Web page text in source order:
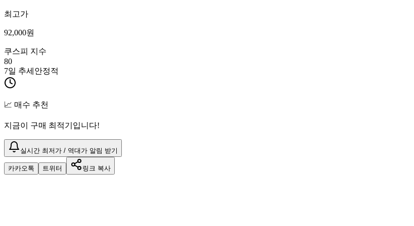
최고가
92,000원
쿠스피 지수
80
7일 추세 안정적
📈 매수 추천
지금이 구매 최적기입니다!
실시간 최저가 / 역대가 알림 받기
카카오톡 트위터 링크 복사